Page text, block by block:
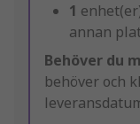
1
annan
Behöver du
behöver och